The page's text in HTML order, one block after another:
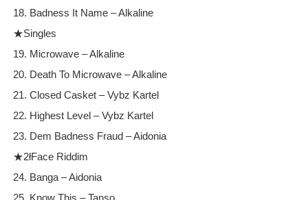
18. Badness It Name – Alkaline
★Singles
19. Microwave – Alkaline
20. Death To Microwave – Alkaline
21. Closed Casket – Vybz Kartel
22. Highest Level – Vybz Kartel
23. Dem Badness Fraud – Aidonia
★2łFace Riddim
24. Banga – Aidonia
25. Know This – Tanso